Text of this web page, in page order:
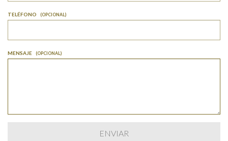
TELÉFONO (OPCIONAL)
MENSAJE (OPCIONAL)